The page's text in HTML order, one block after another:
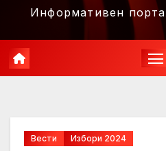
Информативен
Вести Избори 2024